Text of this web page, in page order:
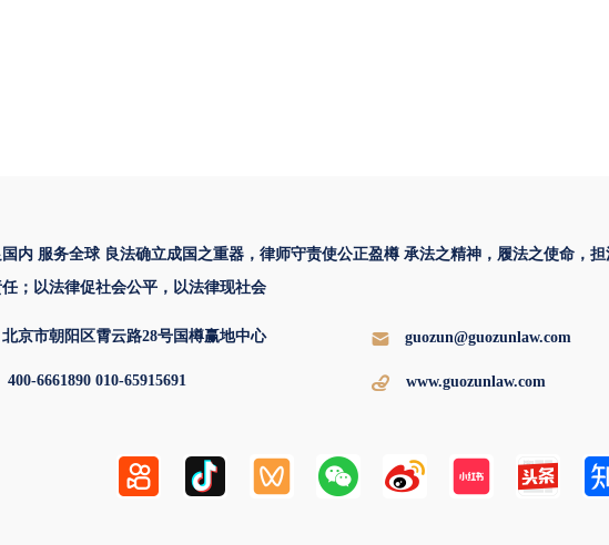
内 服务全球 良法确立成国之重器，律师守责使公正盈樽 承法之精神，履法之使命，担
；以法律促社会公平，以法律现社会
北京市朝阳区霄云路28号国樽赢地中心 guozun@guozunlaw.com
400-6661890 010-65915691 www.guozunlaw.com